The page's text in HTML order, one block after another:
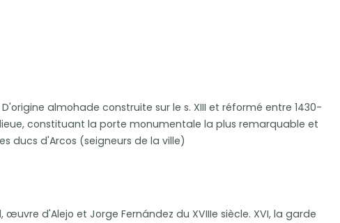
almohade construite sur le s. XIII et réformé entre 1430-
constituant la porte monumentale la plus remarquable et
ducs d'Arcos (seigneurs de la ville)
d'Alejo et Jorge Fernández du XVIIIe siècle. XVI, la garde